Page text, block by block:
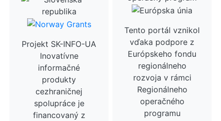
Projekt SK-INFO-UA
Inovatívne
informačné
produkty
cezhraničnej
spolupráce je
financovaný z
Tento portál vznikol
vďaka podpore z
Európskeho fondu
regionálneho
rozvoja v rámci
Regionálneho
operačného
programu